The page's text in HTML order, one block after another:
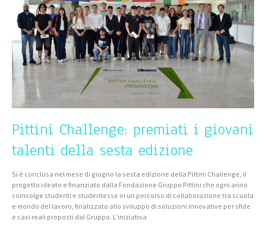
Pittini Challenge: premiati i giovani
talenti della sesta edizione
Si è conclusa nel mese di giugno la sesta edizione della Pittini Challenge, il
progetto ideato e finanziato dalla Fondazione Gruppo Pittini che ogni anno
coinvolge studenti e studentesse in un percorso di collaborazione tra scuola
e mondo del lavoro, finalizzato allo sviluppo di soluzioni innovative per sfide
e casi reali proposti dal Gruppo. L’iniziativa
talenti
della
sesta
edizione